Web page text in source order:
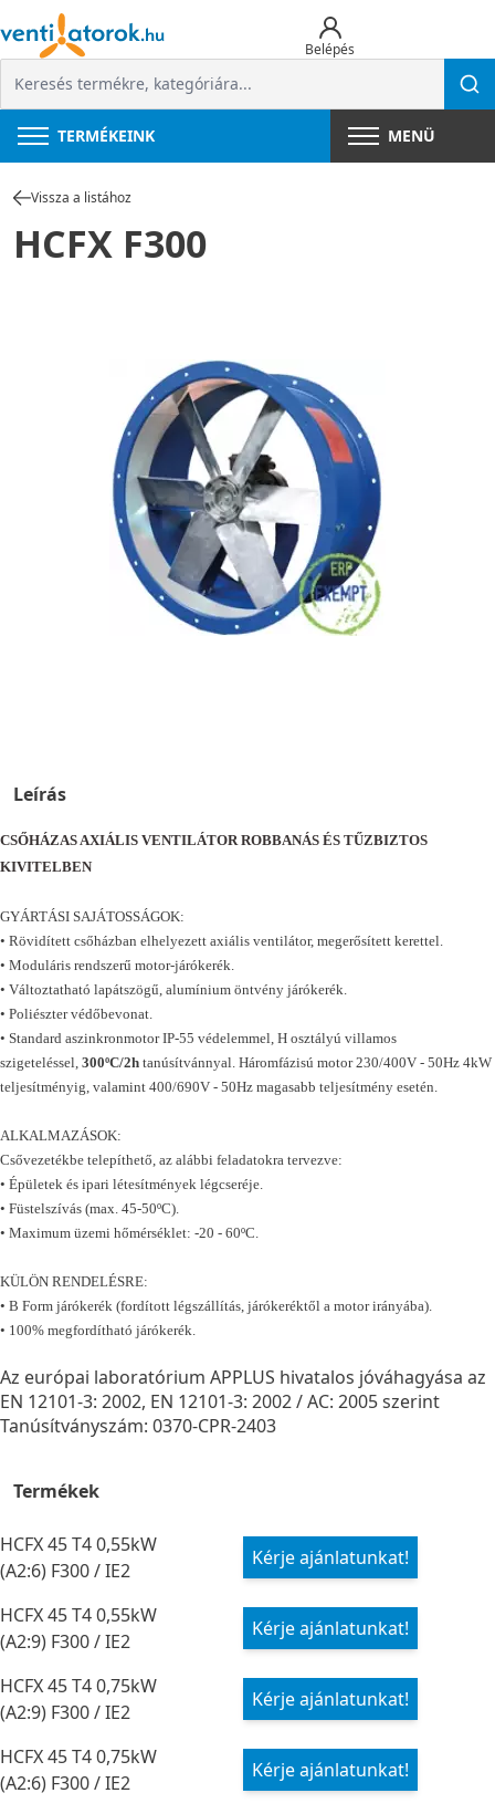
Belépés
TERMÉKEINK MENÜ
Vissza a listához
HCFX F300
Leírás
CSŐHÁZAS AXIÁLIS VENTILÁTOR ROBBANÁS ÉS TŰZBIZTOS
KIVITELBEN
GYÁRTÁSI SAJÁTOSSÁGOK:
• Rövidített csőházban elhelyezett axiális ventilátor, megerősített kerettel.
• Moduláris rendszerű motor-járókerék.
• Változtatható lapátszögű, alumínium öntvény járókerék.
• Poliészter védőbevonat.
• Standard aszinkronmotor IP-55 védelemmel, H osztályú villamos
szigeteléssel, 300ºC/2h tanúsítvánnyal. Háromfázisú motor 230/400V - 50Hz 4kW
teljesítményig, valamint 400/690V - 50Hz magasabb teljesítmény esetén.
ALKALMAZÁSOK:
Csővezetékbe telepíthető, az alábbi feladatokra tervezve:
• Épületek és ipari létesítmények légcseréje.
• Füstelszívás (max. 45-50ºC).
• Maximum üzemi hőmérséklet: -20 - 60ºC.
KÜLÖN RENDELÉSRE:
• B Form járókerék (fordított légszállítás, járókeréktől a motor irányába).
• 100% megfordítható járókerék.
Az európai laboratórium APPLUS hivatalos jóváhagyása az
EN 12101-3: 2002, EN 12101-3: 2002 / AC: 2005 szerint
Tanúsítványszám: 0370-CPR-2403
Termékek
HCFX 45 T4 0,55kW
(A2:6) F300 / IE2
Kérje ajánlatunkat!
HCFX 45 T4 0,55kW
(A2:9) F300 / IE2
Kérje ajánlatunkat!
HCFX 45 T4 0,75kW
(A2:9) F300 / IE2
Kérje ajánlatunkat!
HCFX 45 T4 0,75kW
(A2:6) F300 / IE2
Kérje ajánlatunkat!